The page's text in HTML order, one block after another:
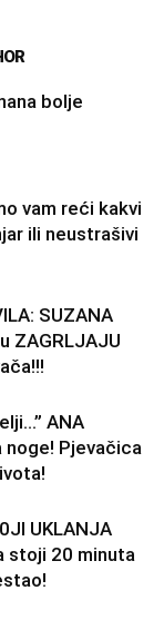
bolje
vam reći kakvi
ili neustrašivi
SUZANA
ZAGRLJAJU
ANA
noge! Pjevačica
UKLANJA
stoji 20 minuta